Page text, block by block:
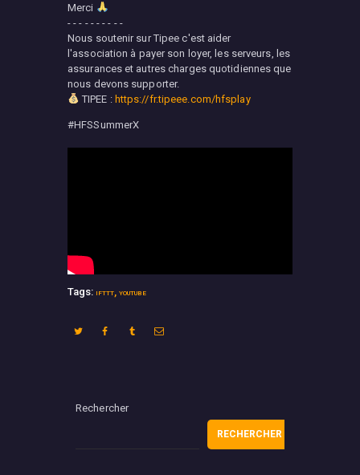
Merci
- - - - - - - - - -
Nous soutenir sur Tipee c'est aider
l'association à payer son loyer, les serveurs, les
assurances et autres charges quotidiennes que
nous devons supporter.
TIPEE : https://fr.tipeee.com/hfsplay
#HFSSummerX
Tags: IFTTT YOUTUBE
Rechercher
RECHERCHER